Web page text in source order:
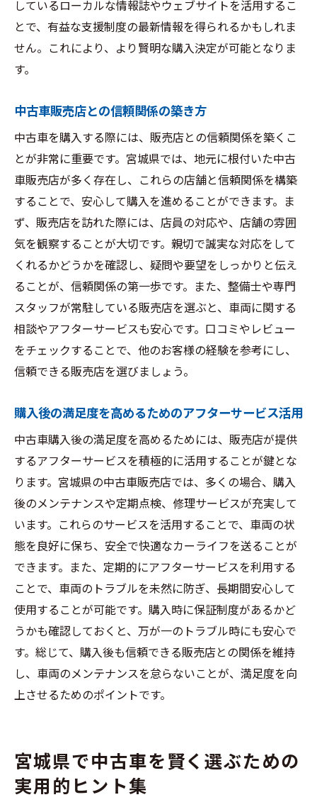
しているローカルな情報誌やウェブサイトを活用するこ
とで、有益な支援制度の最新情報を得られるかもしれま
せん。これにより、より賢明な購入決定が可能となりま
す。
中古車販売店との信頼関係の築き方
中古車を購入する際には、販売店との信頼関係を築くこ
とが非常に重要です。宮城県では、地元に根付いた中古
車販売店が多く存在し、これらの店舗と信頼関係を構築
することで、安心して購入を進めることができます。ま
ず、販売店を訪れた際には、店員の対応や、店舗の雰囲
気を観察することが大切です。親切で誠実な対応をして
くれるかどうかを確認し、疑問や要望をしっかりと伝え
ることが、信頼関係の第一歩です。また、整備士や専門
スタッフが常駐している販売店を選ぶと、車両に関する
相談やアフターサービスも安心です。口コミやレビュー
をチェックすることで、他のお客様の経験を参考にし、
信頼できる販売店を選びましょう。
購入後の満足度を高めるためのアフターサービス活用
中古車購入後の満足度を高めるためには、販売店が提供
するアフターサービスを積極的に活用することが鍵とな
ります。宮城県の中古車販売店では、多くの場合、購入
後のメンテナンスや定期点検、修理サービスが充実して
います。これらのサービスを活用することで、車両の状
態を良好に保ち、安全で快適なカーライフを送ることが
できます。また、定期的にアフターサービスを利用する
ことで、車両のトラブルを未然に防ぎ、長期間安心して
使用することが可能です。購入時に保証制度があるかど
うかも確認しておくと、万が一のトラブル時にも安心で
す。総じて、購入後も信頼できる販売店との関係を維持
し、車両のメンテナンスを怠らないことが、満足度を向
上させるためのポイントです。
宮城県で中古車を賢く選ぶための
実用的ヒント集